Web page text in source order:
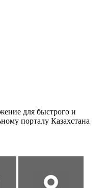
для быстрого и
порталу Казахстана